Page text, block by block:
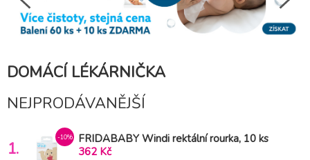
DOMÁCÍ LÉKÁRNIČKA
NEJPRODÁVANĚJŠÍ
1.
-10%
FRIDABABY Windi rektální rourka, 10 ks
362 Kč